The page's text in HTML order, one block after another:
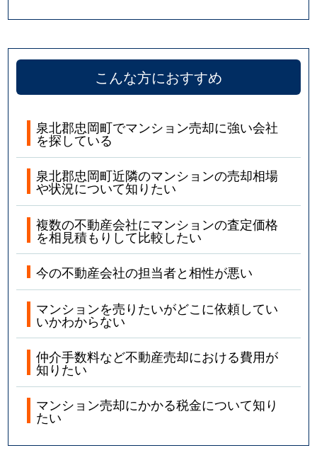
こんな方におすすめ
泉北郡忠岡町でマンション売却に強い会社
を探している
泉北郡忠岡町近隣のマンションの売却相場
や状況について知りたい
複数の不動産会社にマンションの査定価格
を相見積もりして比較したい
今の不動産会社の担当者と相性が悪い
マンションを売りたいがどこに依頼してい
いかわからない
仲介手数料など不動産売却における費用が
知りたい
マンション売却にかかる税金について知り
たい